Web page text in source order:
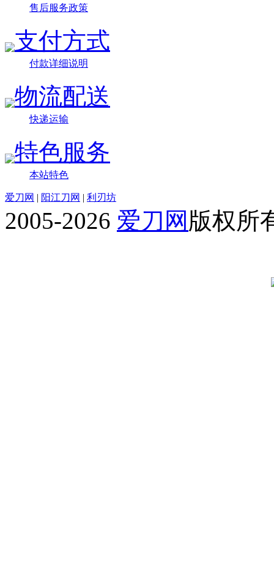
售后服务政策
支付方式
付款详细说明
物流配送
快递运输
特色服务
本站特色
爱刀网 | 阳江刀网 | 利刃坊
2005-2026 爱刀网 版权所